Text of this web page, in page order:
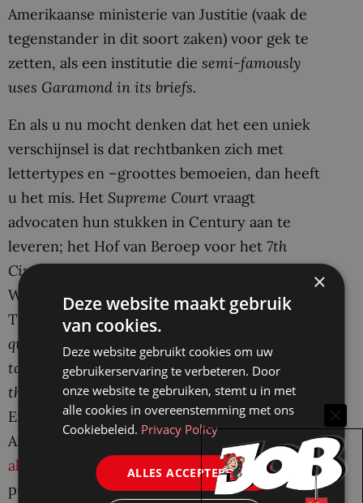
Amerikaanse ministerie van Justitie (vaak de
tegenstander in dit soort zaken) voor gek te
zetten, als een institutie die semi-famously
uses Garamond in its briefs.
En als u nu mocht denken dat het een uniek
verschijnsel is dat rechtbanken zich met
lettertypes en –groottes bemoeien, dan heeft
u het mis. Het Supreme Court vraagt
advocaten hun stukken in Century aan te
leveren; het Hof van Beroep voor het 7th
Circuit(in de staten Illinois, Indiana en
Wisconsin) heeft een hartgrondige hekel aan
Times New Roman (a font useful only for “a
quick read”.
Lawyers don’t want their audience
to read fast and throw the document away;
they want to maximize retention).Lees hier
En dit terwijl het State Department (het
Amerikaanse Ministerie BZ) juist besloot om
alleen maar in Times New Romante
publiceren…
×
Deze website maakt gebruik
van cookies.
Deze website gebruikt cookies om uw
gebruikerservaring te verbeteren. Door
onze website te gebruiken, stemt u in met
alle cookies in overeenstemming met ons
Cookiebeleid. Privacy Policy
ALLES ACCEPTEREN